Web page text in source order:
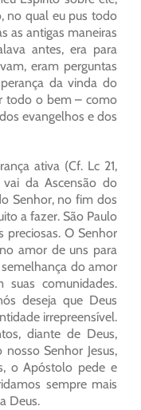
no qual eu pus todo
as antigas maneiras
antes, era para
eram perguntas
da vinda do
todo o bem – como
evangelhos e dos
ativa (Cf. Lc 21,
da Ascensão do
Senhor, no fim dos
a fazer. São Paulo
preciosas. O Senhor
amor de uns para
do amor
comunidades.
deseja que Deus
irrepreensível.
diante de Deus,
Senhor Jesus,
o Apóstolo pede e
sempre mais
Deus.